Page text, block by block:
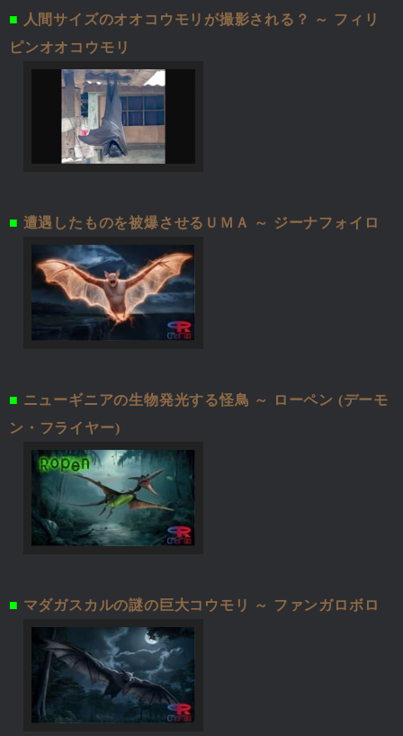
■ 人間サイズのオオコウモリが撮影される？ ～ フィリ
ピンオオコウモリ
■ 遭遇したものを被爆させるＵＭＡ ～ ジーナフォイロ
■ ニューギニアの生物発光する怪鳥 ～ ローペン (デーモ
ン・フライヤー)
■ マダガスカルの謎の巨大コウモリ ～ ファンガロボロ